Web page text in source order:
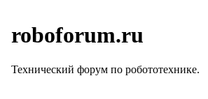
roboforum.ru
Технический форум по робототехнике.